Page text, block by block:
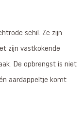
schil. Ze zijn
zijn vastkokende
De opbrengst is niet
aardappeltje komt